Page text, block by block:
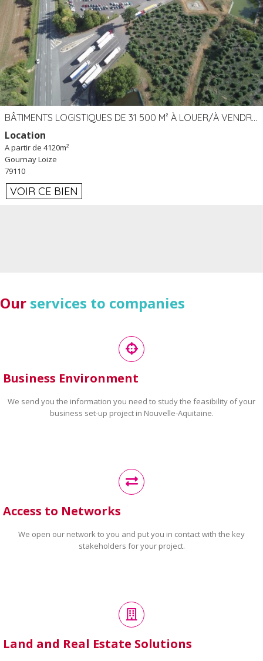
BÂTIMENTS LOGISTIQUES DE 31 500 M² À LOUER/À VENDRE SUR UN SITE DE 17 HA (79)
Location
A partir de 4120m²
Gournay Loize
79110
VOIR CE BIEN
Our services to companies
Business Environment
We send you the information you need to study the feasibility of your
business set-up project in Nouvelle-Aquitaine.
Access to Networks
We open our network to you and put you in contact with the key
stakeholders for your project.
Land and Real Estate Solutions